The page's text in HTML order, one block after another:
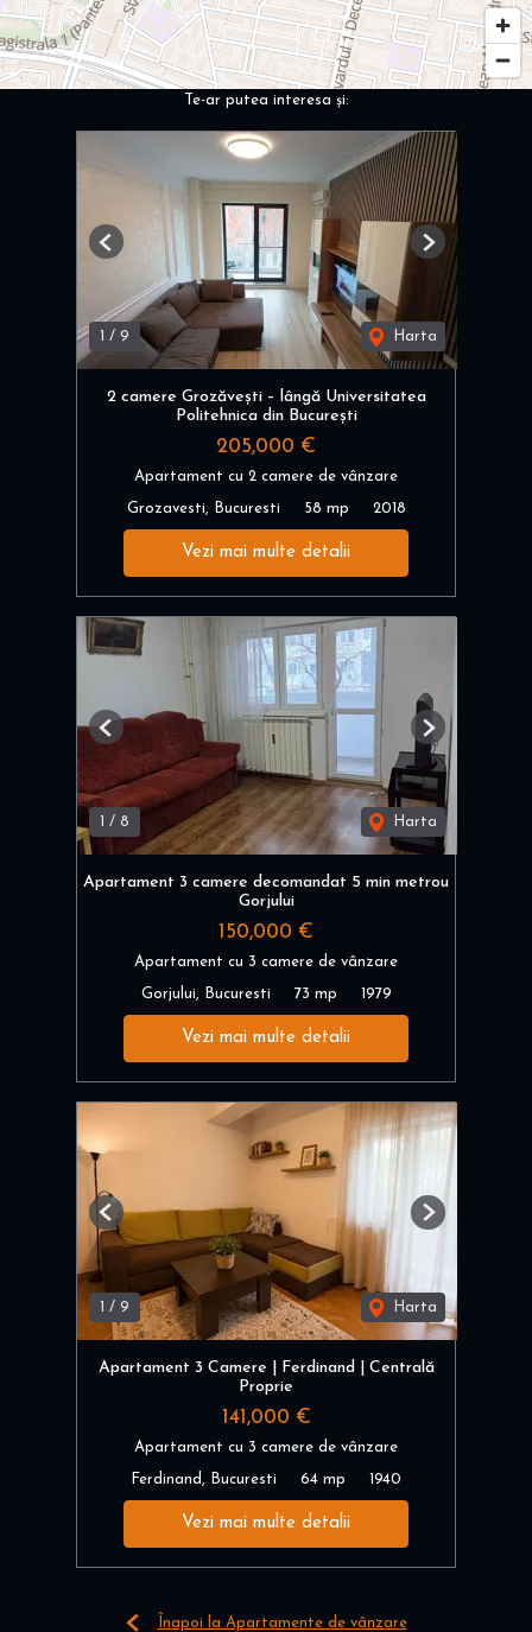
Te-ar putea interesa și:
/ 9 Harta
Previous Next
2 camere Grozăvești – lângă Universitatea
Politehnica din București
205,000 €
Apartament cu 2 camere de vânzare
Grozavesti, Bucuresti 58 mp 2018
Vezi mai multe detalii
1 / 8 Harta
Previous Next
Apartament 3 camere decomandat 5 min metrou
Gorjului
150,000 €
Apartament cu 3 camere de vânzare
Gorjului, Bucuresti 73 mp 1979
Vezi mai multe detalii
1 / 9 Harta
Previous Next
Apartament 3 Camere | Ferdinand | Centrală
Proprie
141,000 €
Apartament cu 3 camere de vânzare
Ferdinand, Bucuresti 64 mp 1940
Vezi mai multe detalii
Înapoi la Apartamente de vânzare